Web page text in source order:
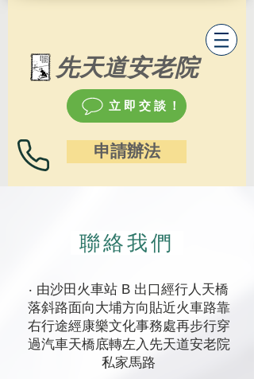
先天道安老院
立即交談！
申請辦法
聯絡我們
‧ 由沙田火車站 B 出口經行人天橋
落斜路面向大埔方向貼近火車路靠
右行途經康樂文化事務處再步行穿
過汽車天橋底轉左入先天道安老院
私家馬路